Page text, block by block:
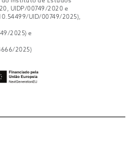
UIDP/00749/2020 e
UID/00749/2025),
2025) e
2025)